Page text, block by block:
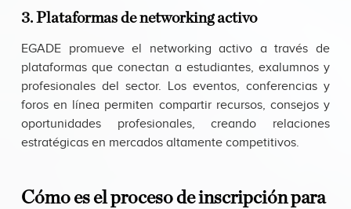
3. Plataformas de networking activo
EGADE promueve el networking activo a través de
plataformas que conectan a estudiantes, exalumnos y
profesionales del sector. Los eventos, conferencias y
foros en línea permiten compartir recursos, consejos y
oportunidades profesionales, creando relaciones
estratégicas en mercados altamente competitivos.
Cómo es el proceso de inscripción para